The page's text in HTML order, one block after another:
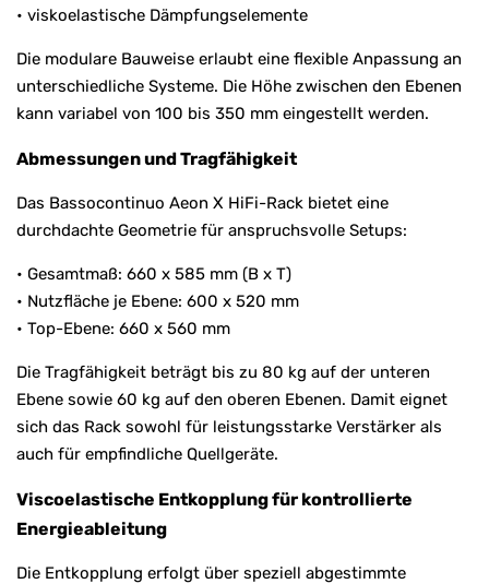
• viskoelastische Dämpfungselemente
Die modulare Bauweise erlaubt eine flexible Anpassung an
unterschiedliche Systeme. Die Höhe zwischen den Ebenen
kann variabel von 100 bis 350 mm eingestellt werden.
Abmessungen und Tragfähigkeit
Das Bassocontinuo Aeon X HiFi-Rack bietet eine
durchdachte Geometrie für anspruchsvolle Setups:
• Gesamtmaß: 660 x 585 mm (B x T)
• Nutzfläche je Ebene: 600 x 520 mm
• Top-Ebene: 660 x 560 mm
Die Tragfähigkeit beträgt bis zu 80 kg auf der unteren
Ebene sowie 60 kg auf den oberen Ebenen. Damit eignet
sich das Rack sowohl für leistungsstarke Verstärker als
auch für empfindliche Quellgeräte.
Viscoelastische Entkopplung für kontrollierte
Energieableitung
Die Entkopplung erfolgt über speziell abgestimmte